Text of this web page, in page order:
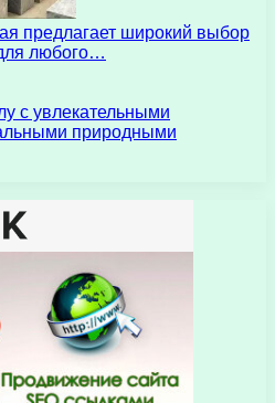
предлагает широкий выбор
любого…
с увлекательными
природными